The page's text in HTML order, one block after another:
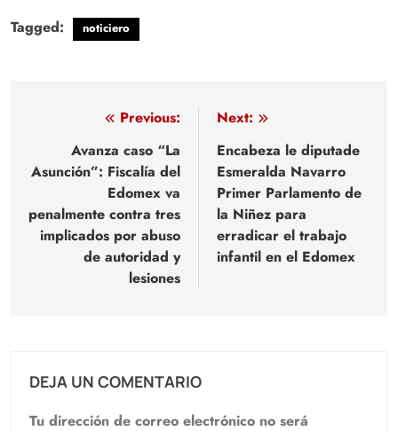
Tagged: noticiero
Navegación
entradas
Previous:
Avanza caso “La
Asunción”: Fiscalía del
Edomex va
penalmente contra tres
implicados por abuso
de autoridad y
lesiones
Next:
Encabeza le diputade
Esmeralda Navarro
Primer Parlamento de
la Niñez para
erradicar el trabajo
infantil en el Edomex
DEJA UN COMENTARIO
Tu dirección de correo electrónico no será